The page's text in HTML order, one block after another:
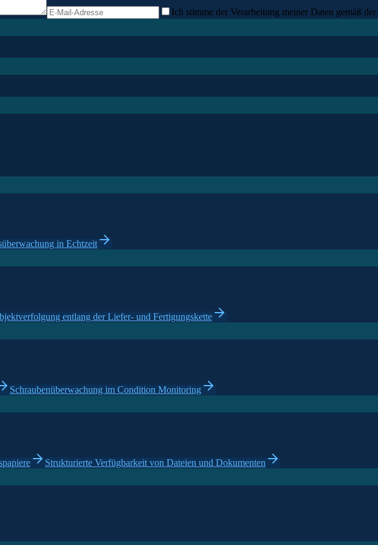
Ich stimme der Verarbeitung meiner Daten gemäß der
in Echtzeit
entlang der Liefer- und Fertigungskette
Schraubenüberwachung im Condition Monitoring
Strukturierte Verfügbarkeit von Dateien und Dokumenten